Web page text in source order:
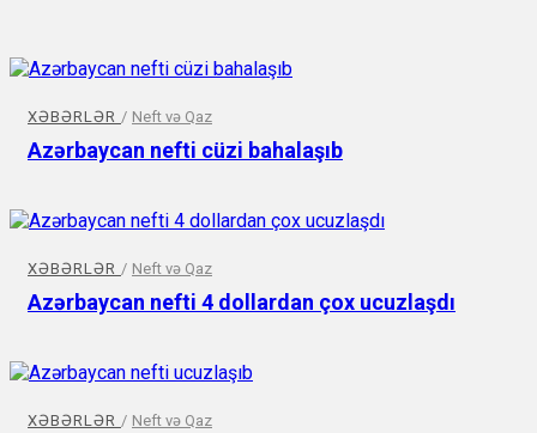
XƏBƏRLƏR / Neft və Qaz
Azərbaycan nefti cüzi bahalaşıb
XƏBƏRLƏR / Neft və Qaz
Azərbaycan nefti 4 dollardan çox ucuzlaşdı
XƏBƏRLƏR / Neft və Qaz